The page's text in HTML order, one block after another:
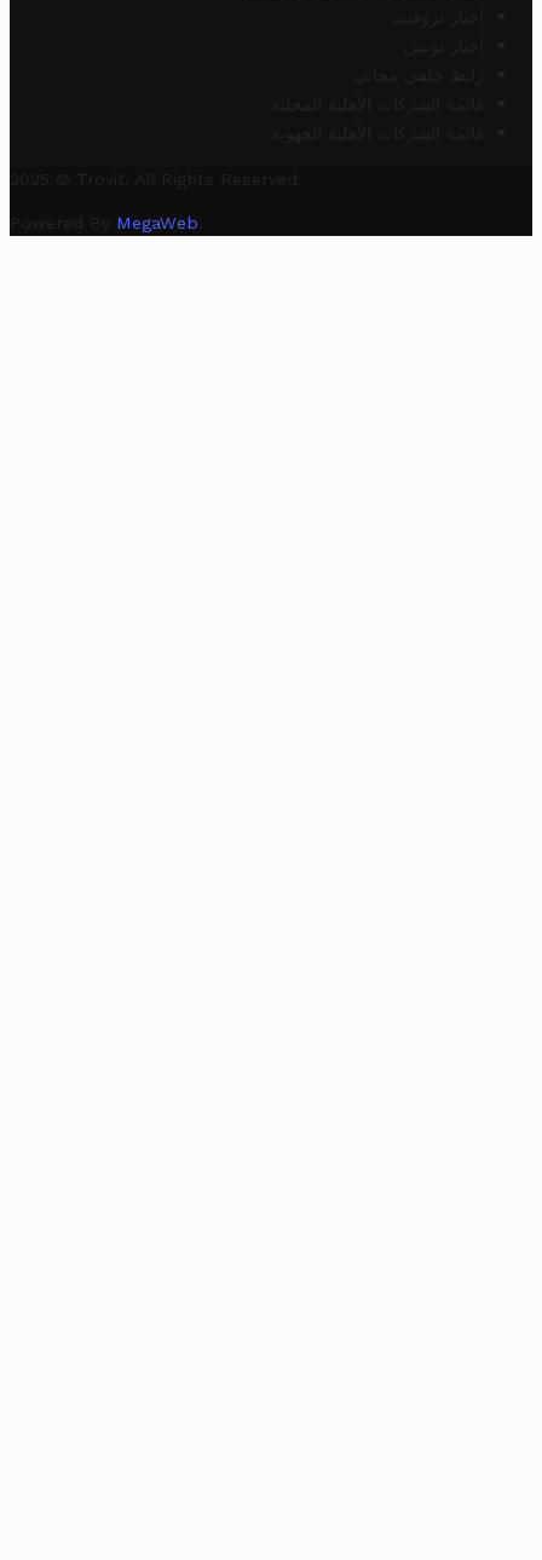
أخبار تروفيت
أخبار تونس
رابط خلفي مجاني
قائمة الشركات الأهلية المحلية
قائمة الشركات الأهلية الجهوية
2025 © Trovit. All Rights Reserved.
Powered By MegaWeb